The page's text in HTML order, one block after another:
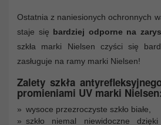
Ostatnia z naniesionych ochronnych
staje się bardziej odporne na
szkła marki Nielsen czyści się
zasługuje na ramy marki Nielsen!
Zalety szkła
promieniami UV marki Nielsen:
wysoce przezroczyste szkło białe,
szkło niemal niewidoczne